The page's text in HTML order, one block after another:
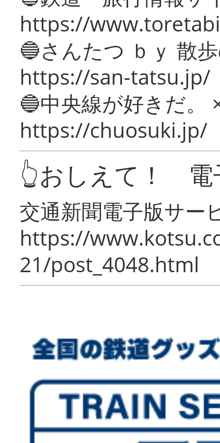
https://
🔵さんたつ ｂｙ 散
https://san-tatsu.jp/
🔵中央線が好きだ。
https://chuosuki.jp/
👆おしえて！ 電
交通新聞電子版サー
https://
21/post_4048.html